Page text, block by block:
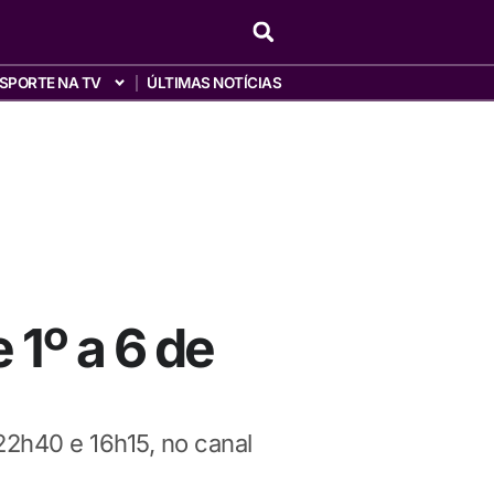
NA TV ÚLTIMAS NOTÍCIAS
a 6 de
e 16h15, no canal